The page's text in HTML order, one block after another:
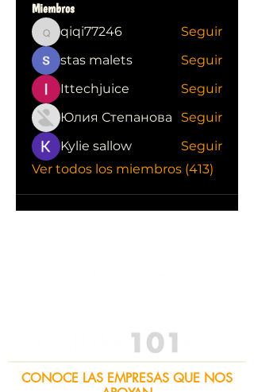
Miembros
qiqi77246
qiqi77246
Seguir
stas malets
Seguir
Ittechjuice
Seguir
Юлия Степанова
Seguir
Kylie sallow
Seguir
Ver todos los miembros (413)
CONOCE LAS EMPRESAS QUE NOS